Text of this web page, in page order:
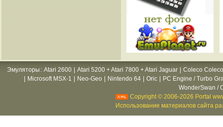
Эмуляторы : Atari 2600 Atari 5200 + Atari 7800 + Atari Jaguar
Coleco
Microsoft MSX-1 Neo-Geo Nintendo 64 Oric
PC Engine / Turbo
WonderSwan /
Copyright © 2006-2026 Portal
Использование материалов сайта